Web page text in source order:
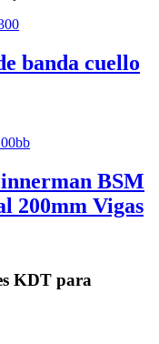
banda cuello
BSM
200mm Vigas
KDT para